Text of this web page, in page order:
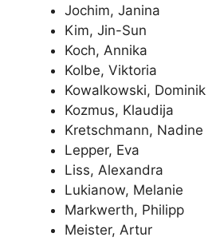
Jochim, Janina
Kim, Jin-Sun
Koch, Annika
Kolbe, Viktoria
Kowalkowski, Dominik
Kozmus, Klaudija
Kretschmann, Nadine
Lepper, Eva
Liss, Alexandra
Lukianow, Melanie
Markwerth, Philipp
Meister, Artur